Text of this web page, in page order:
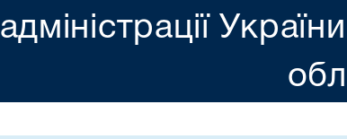
адміністрації